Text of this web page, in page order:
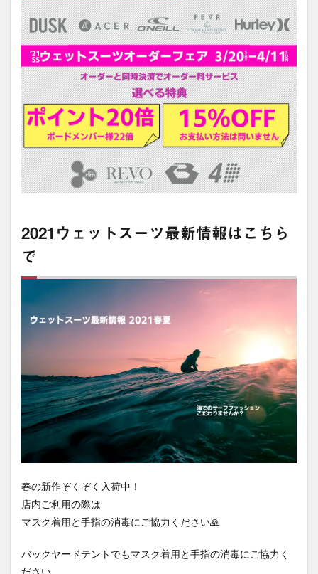
2021ウェットスーツ最新情報はこちら
で
春の新作ぞくぞく入荷中！
店内ご利用の際は
マスク着用と手指の消毒にご協力ください🙏
バックヤードテントでもマスク着用と手指の消毒にご協力く
ださい